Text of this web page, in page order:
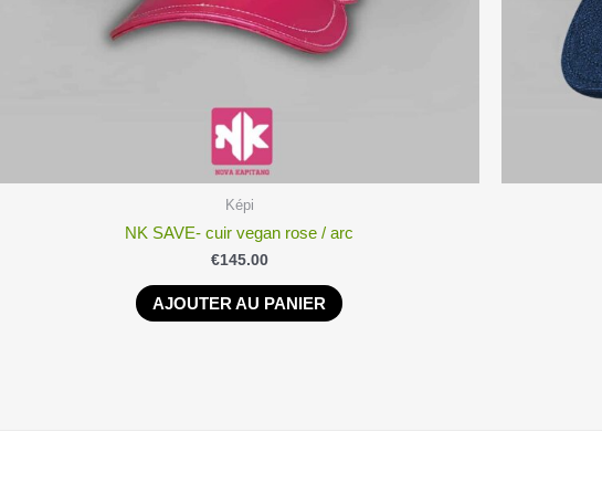
Képi
NK SAVE- cuir vegan rose / arc
€145.00
AJOUTER AU PANIER